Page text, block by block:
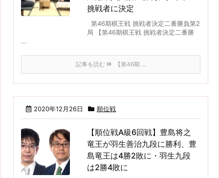
挑戦者に決定
第46期棋王戦 挑戦者決定二番勝負第2
局 【第46期棋王戦 挑戦者決定二番勝
...
記事を読む 【第46期 ...
2020年12月26日 順位戦
【順位戦A級6回戦】豊島将之
竜王が羽生善治九段に勝利、豊
島竜王は4勝2敗に・羽生九段
は2勝4敗に